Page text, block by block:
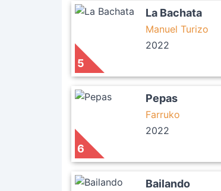
5
La Bachata
Manuel Turizo
2022
6
Pepas
Farruko
2022
Bailando